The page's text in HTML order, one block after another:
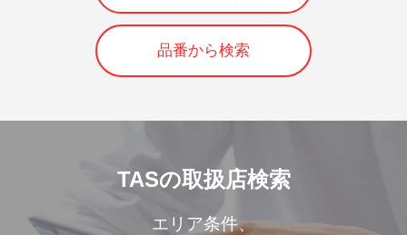
品番から検索
TASの取扱店検索
エリア条件、